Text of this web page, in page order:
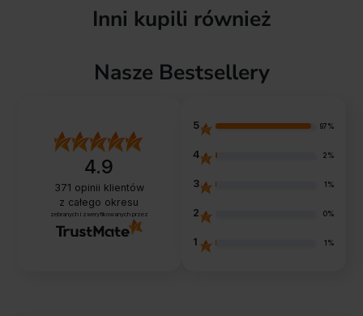
Inni kupili również
Nasze Bestsellery
4.9
371 opinii klientów
z całego okresu
zebranych i zweryfikowanych przez
5 97%
4 2%
3 1%
2 0%
1 1%